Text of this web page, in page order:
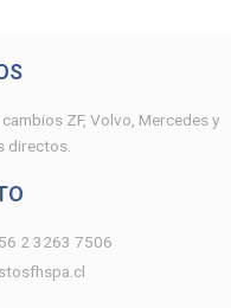
ZF, Volvo, Mercedes y
directos.
2 3263 7506